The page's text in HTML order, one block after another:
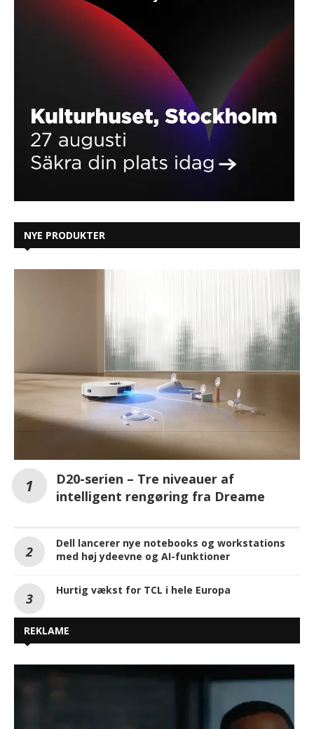
NYE PRODUKTER
D20-serien – Tre niveauer af
intelligent rengøring fra Dreame
Dell lancerer nye notebooks og workstations
med høj ydeevne og AI-funktioner
Hurtig vækst for TCL i hele Europa
REKLAME